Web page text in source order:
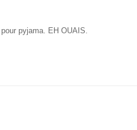
pyjama. EH OUAIS.